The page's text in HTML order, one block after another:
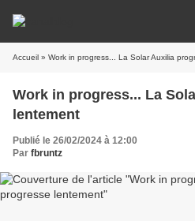
Accueil » Work in progress... La Solar Auxilia
Work in progress... La
lentement
Publié le 26/02/2024 à 12:00
Par fbruntz